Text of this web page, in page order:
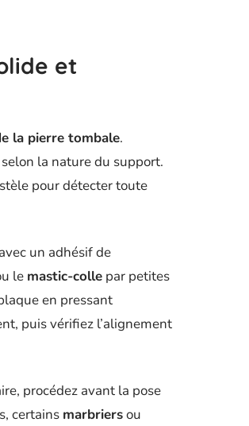
et
la pierre tombale.
selon la nature du support.
pour détecter toute
un adhésif de
le mastic-colle par petites
en pressant
puis vérifiez l’alignement
procédez avant la pose
certains marbriersou